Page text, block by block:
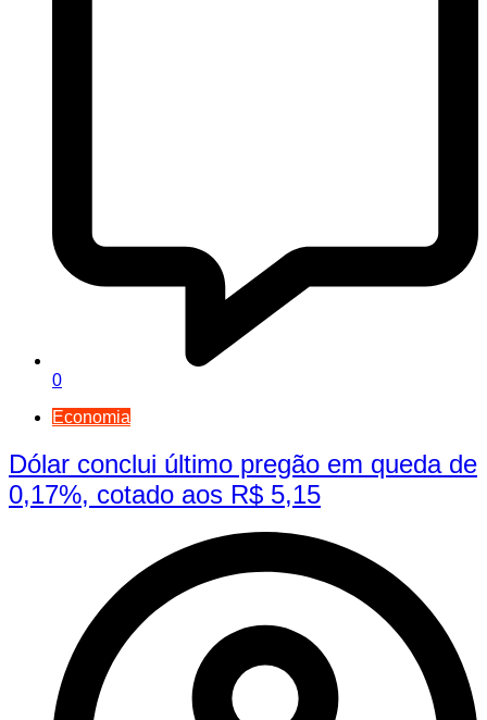
0
Economia
Dólar conclui último pregão em queda de
0,17%, cotado aos R$ 5,15